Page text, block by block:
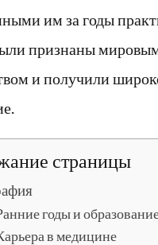
им за годы
признаны
и получили
страницы
годы и
в медицине